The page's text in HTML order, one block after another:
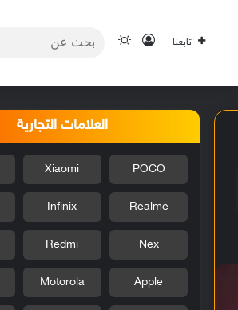
تابعنا تسجيل الدخول
الوضع المظلم
العلامات التجارية
POCO
Xiaomi
Realme
Infinix
Nex
Redmi
Apple
Motorola